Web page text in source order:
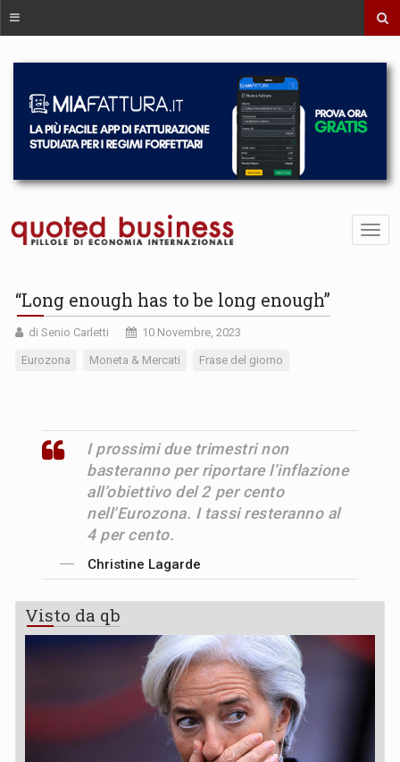
“Long enough has to be long enough”
di Senio Carletti 10 Novembre, 2023
Eurozona Moneta & Mercati Frase del giorno
I prossimi due trimestri non
basteranno per riportare l’inflazione
all’obiettivo del 2 per cento
nell’Eurozona. I tassi resteranno al
4 per cento.
Christine Lagarde
Visto da qb